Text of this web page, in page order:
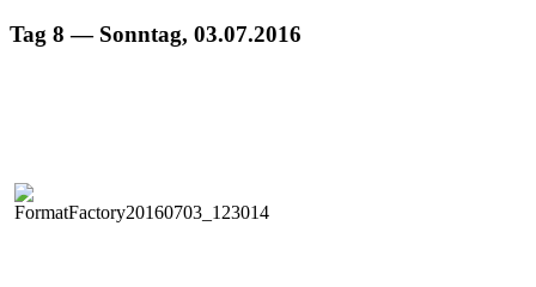
Tag 8 — Sonntag, 03.07.2016